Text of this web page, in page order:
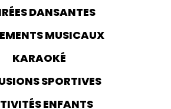
DANSANTES
MUSICAUX
KARAOKÉ
SPORTIVES
ENFANTS